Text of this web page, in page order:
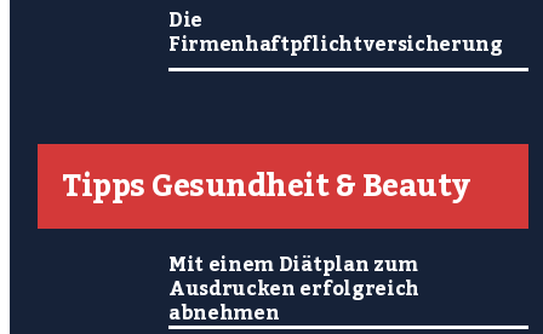
Die
Firmenhaftpflichtversicherung
Tipps Gesundheit & Beauty
Mit einem Diätplan zum
Ausdrucken erfolgreich
abnehmen